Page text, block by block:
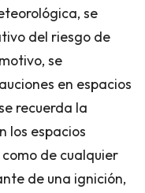
se
del riesgo de
se
en espacios
recuerda la
los espacios
de cualquier
de una ignición,